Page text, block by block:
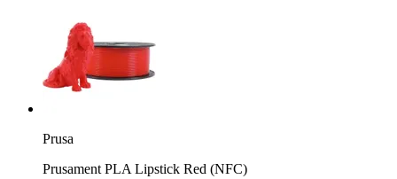
Prusa
Prusament PLA Lipstick Red (NFC)